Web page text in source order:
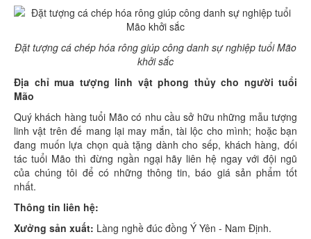
Đặt tượng cá chép hóa rông giúp công danh sự nghiệp tuổi Mão
khởi sắc
Địa chỉ mua tượng linh vật phong thủy cho người tuổi
Mão
Quý khách hàng tuổi Mão có nhu cầu sở hữu những mẫu tượng
linh vật trên đế mang lại may mắn, tài lộc cho mình; hoặc bạn
đang muốn lựa chọn quà tặng dành cho sếp, khách hàng, đối
tác tuổi Mão thì đừng ngần ngại hãy liên hệ ngay với đội ngũ
của chúng tôi để có những thông tin, báo giá sản phẩm tốt
nhất.
Thông tin liên hệ:
Xưởng sản xuất: Làng nghề đúc đồng Ý Yên - Nam Định.